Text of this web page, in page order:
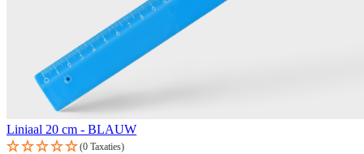
Liniaal 20 cm - BLAUW
(0 Taxaties)